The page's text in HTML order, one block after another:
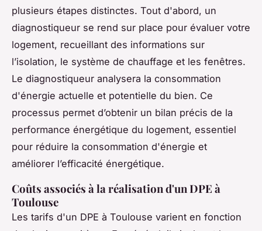
plusieurs étapes distinctes. Tout d'abord, un
diagnostiqueur se rend sur place pour évaluer votre
logement, recueillant des informations sur
l’isolation, le système de chauffage et les fenêtres.
Le diagnostiqueur analysera la consommation
d'énergie actuelle et potentielle du bien. Ce
processus permet d’obtenir un bilan précis de la
performance énergétique du logement, essentiel
pour réduire la consommation d'énergie et
améliorer l’efficacité énergétique.
Coûts associés à la réalisation d'un DPE à
Toulouse
Les tarifs d'un DPE à Toulouse varient en fonction